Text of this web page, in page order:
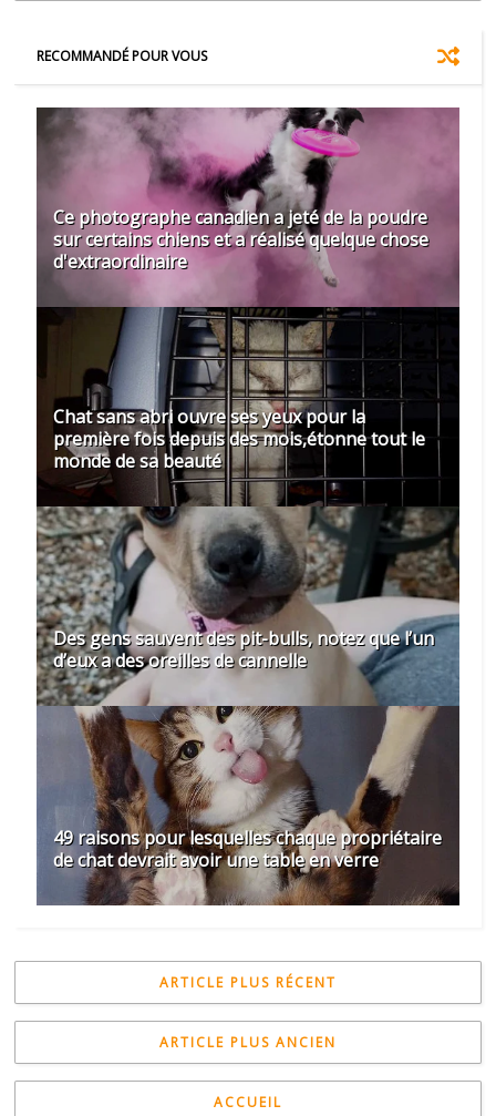
RECOMMANDÉ POUR VOUS
Ce photographe canadien a jeté de la poudre
sur certains chiens et a réalisé quelque chose
d'extraordinaire
Chat sans abri ouvre ses yeux pour la
première fois depuis des mois,étonne tout le
monde de sa beauté
Des gens sauvent des pit-bulls, notez que l’un
d’eux a des oreilles de cannelle
49 raisons pour lesquelles chaque propriétaire
de chat devrait avoir une table en verre
ARTICLE PLUS RÉCENT
ARTICLE PLUS ANCIEN
ACCUEIL